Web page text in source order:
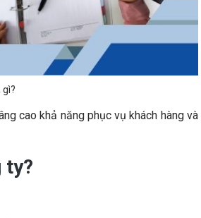
cao khả năng phục vụ khách hàng và
ty?